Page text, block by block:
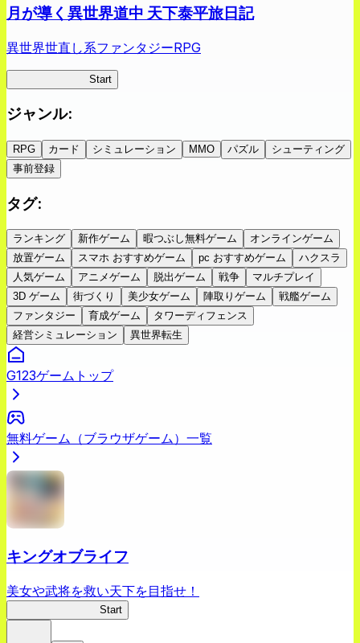
月が導く異世界道中 天下泰平旅日記
異世界世直し系ファンタジーRPG
Start
ジャンル:
RPG カード シミュレーション MMO パズル
シューティング
事前登録
タグ:
ランキング 新作ゲーム 暇つぶし無料ゲーム
オンラインゲーム
放置ゲーム
スマホ おすすめゲーム pc おすすめゲーム
ハクスラ
人気ゲーム
アニメゲーム 脱出ゲーム 戦争
マルチプレイ
3D ゲーム
街づくり 美少女ゲーム 陣取りゲーム
戦艦ゲーム
ファンタジー
育成ゲーム
タワーディフェンス
経営シミュレーション
異世界転生
G123ゲームトップ
無料ゲーム（ブラウザゲーム）一覧
キングオブライフ
美女や武将を救い天下を目指せ！
Start